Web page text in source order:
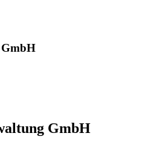
GmbH